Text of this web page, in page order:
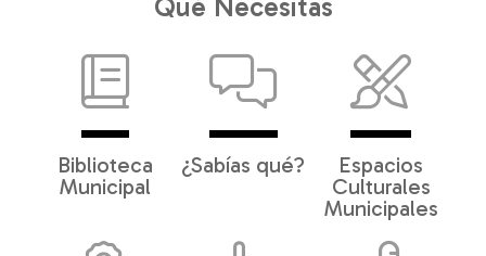
Qué Necesitas
Biblioteca
Municipal
¿Sabías qué?
Espacios
Culturales
Municipales